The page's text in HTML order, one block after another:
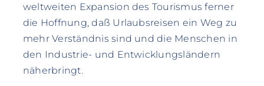
weltweiten Expansion des Tourismus ferner
die Hoffnung, daß Urlaubsreisen ein Weg zu
mehr Verständnis sind und die Menschen in
den Industrie- und Entwicklungsländern
näherbringt.